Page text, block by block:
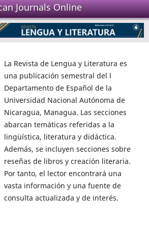
Journals Online
La Revista de Lengua y Literatura es
una publicación semestral del l
Departamento de Español de la
Universidad Nacional Autónoma de
Nicaragua, Managua. Las secciones
abarcan temáticas referidas a la
lingüística, literatura y didáctica.
Además, se incluyen secciones sobre
reseñas de libros y creación literaria.
Por tanto, el lector encontrará una
vasta información y una fuente de
consulta actualizada y de interés.